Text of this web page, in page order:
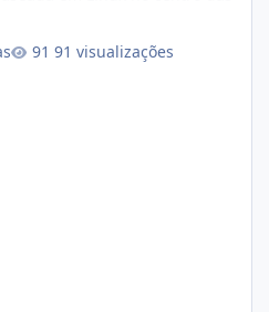
91 visualizações